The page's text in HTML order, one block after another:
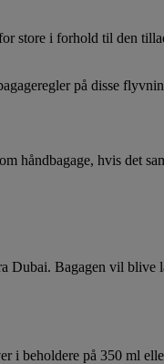
store i forhold til den
på disse
hvis det
Dubai. Bagagen vil
på 350 ml